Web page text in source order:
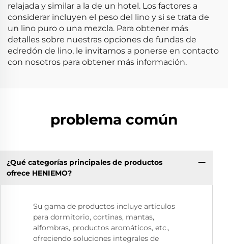
relajada y similar a la de un hotel. Los factores a
considerar incluyen el peso del lino y si se trata de
un lino puro o una mezcla. Para obtener más
detalles sobre nuestras opciones de fundas de
edredón de lino, le invitamos a ponerse en contacto
con nosotros para obtener más información.
problema común
¿Qué categorías principales de productos
ofrece HENIEMO?
Su gama de productos incluye artículos
para dormitorio, cortinas, mantas,
alfombras, productos aromáticos, etc.,
ofreciendo soluciones integrales de